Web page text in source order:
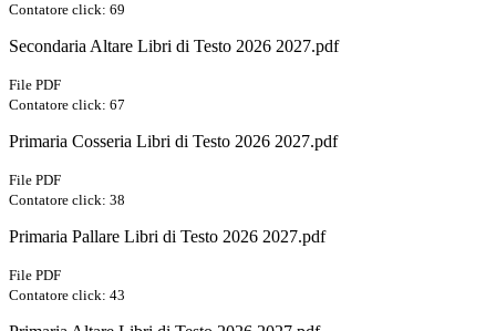
Contatore click: 69
Secondaria Altare Libri di Testo 2026 2027.pdf
File PDF
Contatore click: 67
Primaria Cosseria Libri di Testo 2026 2027.pdf
File PDF
Contatore click: 38
Primaria Pallare Libri di Testo 2026 2027.pdf
File PDF
Contatore click: 43